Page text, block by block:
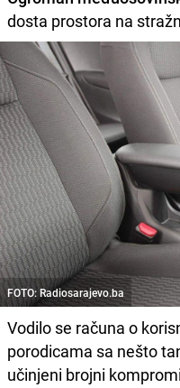
dosta prostora na
FOTO: Radiosarajevo.ba
Vodilo se računa o
porodicama sa nešto
učinjeni brojni